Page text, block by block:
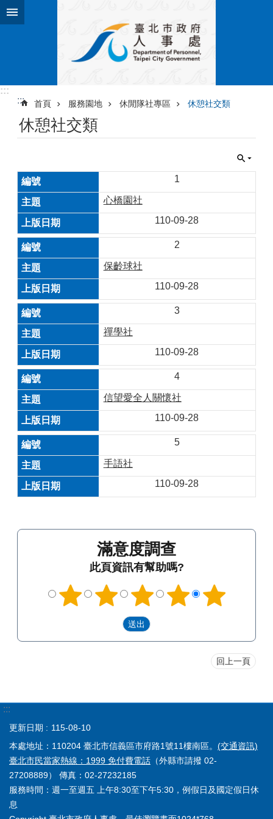
跳到主要內容區塊
:::
:::
首頁 服務園地 休閒隊社專區 休憩社交類
休憩社交類
1
心橋園社
110-09-28
2
保齡球社
110-09-28
3
禪學社
110-09-28
4
信望愛全人關懷社
110-09-28
5
手語社
110-09-28
滿意度調查
此頁資訊有幫助嗎?
回上一頁
:::
更新日期
115-08-10
本處地址：110204 臺北市信義區市府路1號11樓南區。 (交通資訊)
臺北市民當家熱線：1999 免付費電話 （外縣市請撥 02-
27208889） 傳真：02-27232185
服務時間：週一至週五 上午8:30至下午5:30，例假日及國定假日休
息